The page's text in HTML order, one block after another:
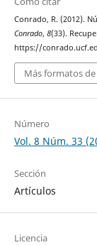
Conrado, R. (2012).
Conrado, 8(33).
https://
Más formatos
Número
Vol. 8 Núm. 33
Sección
Artículos
Licencia